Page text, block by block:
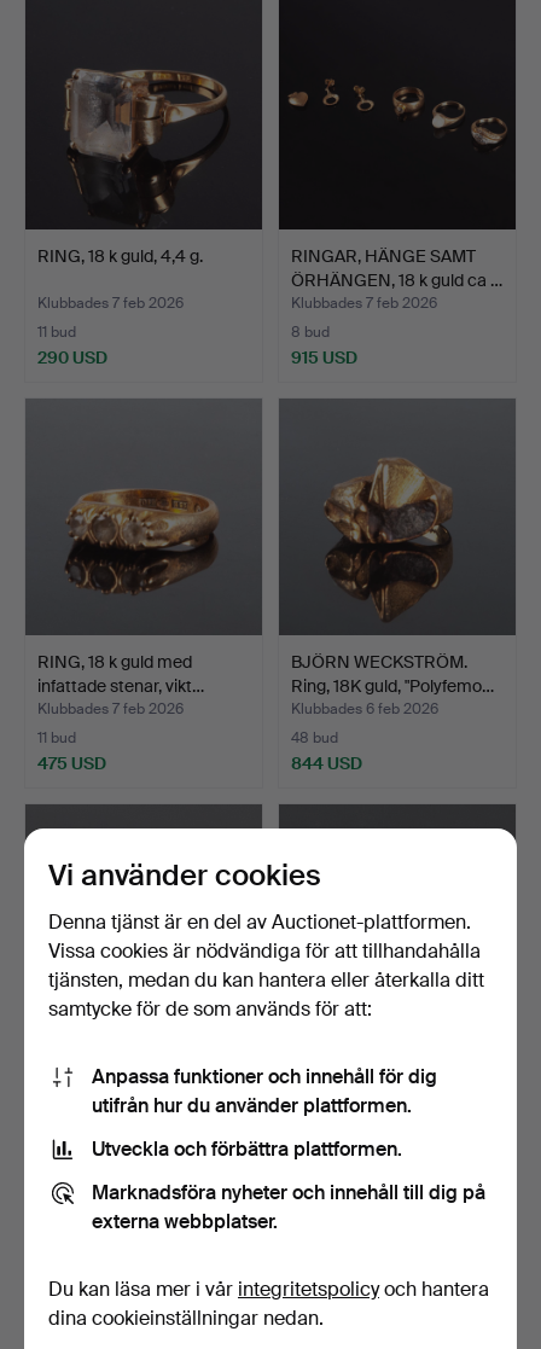
RING, 18 k guld, 4,4 g.
Klubbades 7 feb 2026
11 bud
290 USD
RINGAR, HÄNGE SAMT
ÖRHÄNGEN, 18 k guld ca …
Klubbades 7 feb 2026
8 bud
915 USD
RING, 18 k guld med
infattade stenar, vikt…
Klubbades 7 feb 2026
11 bud
475 USD
BJÖRN WECKSTRÖM.
Ring, 18K guld, "Polyfemo…
Klubbades 6 feb 2026
48 bud
844 USD
RING med blå sten 18 k
guld ca 2,07 g.
Klubbades 6 feb 2026
6 bud
RING, 10K guld. 4,15 g.
Klubbades 6 feb 2026
7 bud
Vi använder cookies
Denna tjänst är en del av Auctionet-plattformen.
Vissa cookies är nödvändiga för att tillhandahålla
tjänsten, medan du kan hantera eller återkalla ditt
samtycke för de som används för att:
Anpassa funktioner och innehåll för dig
utifrån hur du använder plattformen.
Utveckla och förbättra plattformen.
Marknadsföra nyheter och innehåll till dig på
externa webbplatser.
Du kan läsa mer i vår integritetspolicyoch hantera
dina cookieinställningar nedan.